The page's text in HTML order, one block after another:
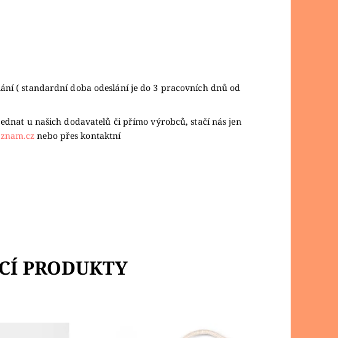
( standardní doba odeslání je do 3 pracovních dnů od
u našich dodavatelů či přímo výrobců, stačí nás jen
nebo přes kontaktní
PRODUKTY